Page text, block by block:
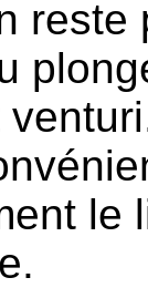
le